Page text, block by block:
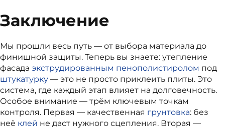
Заключение
Мы прошли весь путь — от выбора материала до
финишной защиты. Теперь вы знаете: утепление
фасада экструдированным пенополистиролом под
штукатурку — это не просто приклеить плиты. Это
система, где каждый этап влияет на долговечность.
Особое внимание — трём ключевым точкам
контроля. Первая — качественная грунтовка: без
неё клей не даст нужного сцепления. Вторая —